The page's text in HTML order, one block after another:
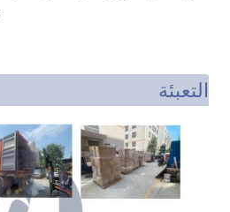
التعبئة